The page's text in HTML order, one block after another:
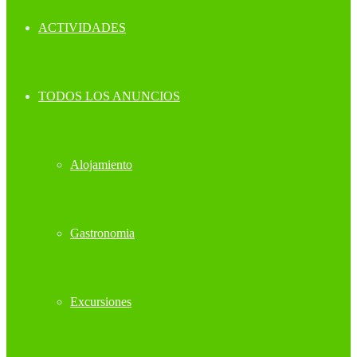
ACTIVIDADES
TODOS LOS ANUNCIOS
Alojamiento
Gastronomia
Excursiones